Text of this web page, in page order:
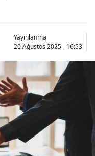
Yayınlanma
20 Ağustos 2025 - 16:53